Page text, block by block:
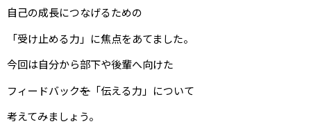
自己の成長につなげるための
「受け止める力」に焦点をあてました。
今回は自分から部下や後輩へ向けた
フィードバックを 「伝える力」について
考えてみましょう。